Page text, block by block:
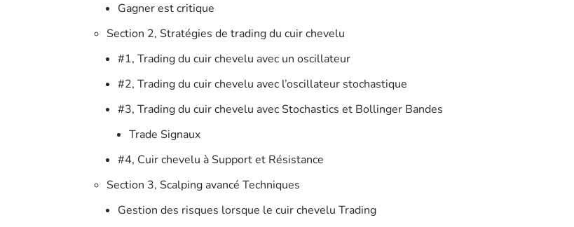
Gagner est critique
Section 2, Stratégies de trading du cuir chevelu
#1, Trading du cuir chevelu avec un oscillateur
#2, Trading du cuir chevelu avec l’oscillateur stochastique
#3, Trading du cuir chevelu avec Stochastics et Bollinger Bandes
Trade Signaux
#4, Cuir chevelu à Support et Résistance
Section 3, Scalping avancé Techniques
Gestion des risques lorsque le cuir chevelu Trading